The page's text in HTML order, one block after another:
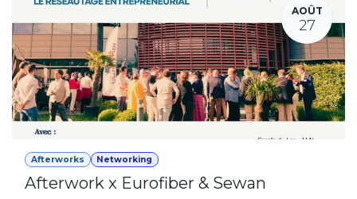
AOÛT
27
Afterworks Networking
Afterwork x Eurofiber & Sewan